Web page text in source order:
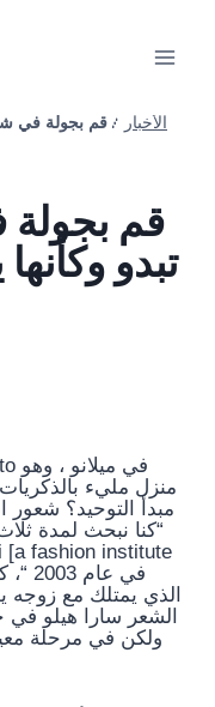
الأخبار / قم بجولة في
قم
تبدو
منزل مليء بالذكريات
مبدأ التوحيد؟ شعور
“كنا نبحث لمدة
الذي يمتلك مع زوجه
الشعر سارا هيلو في